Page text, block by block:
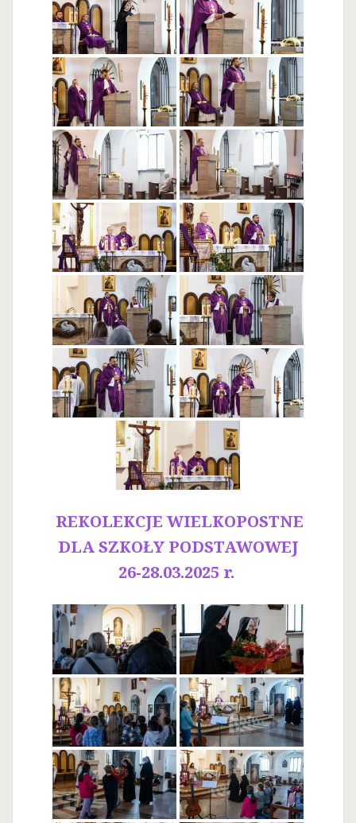
REKOLEKCJE WIELKOPOSTNE
DLA SZKOŁY PODSTAWOWEJ
26-28.03.2025 r.